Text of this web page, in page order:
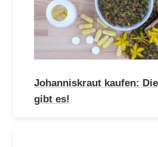
Johanniskraut kaufen:
gibt es!